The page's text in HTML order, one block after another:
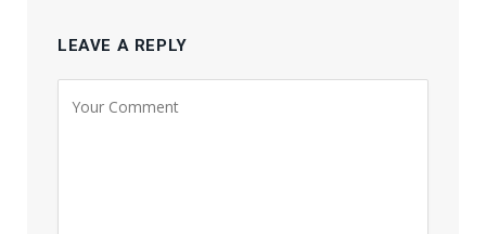
LEAVE A REPLY